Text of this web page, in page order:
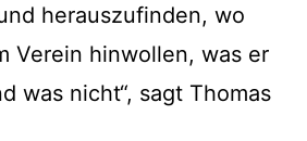
herauszufinden, wo
Verein hinwollen, was er
was nicht“, sagt Thomas